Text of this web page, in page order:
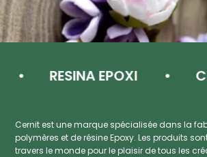
RESINA EPOXI
Cernit est une marque spécialisée dans la
polymères et de résine Epoxy. Les produits
travers le monde pour le plaisir de tous les